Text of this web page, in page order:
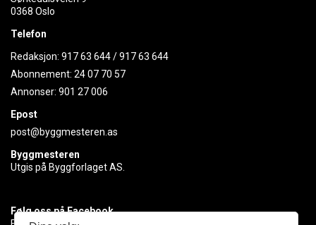
0368 Oslo
Telefon
Redaksjon: 917 63 644/917 63 644
Abonnement: 24 07 70 57
Annonser: 901 27 006
Epost
post@byggmesteren.as
Byggmesteren
Utgis på Byggforlaget AS.
Følg oss på Facebook